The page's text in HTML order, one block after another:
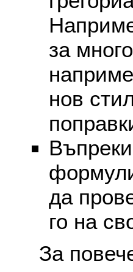
за
нов
да
го на
За